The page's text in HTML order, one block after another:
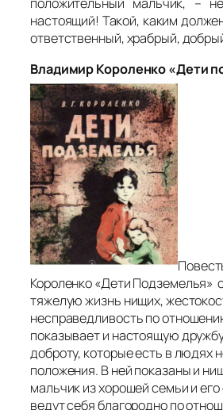
настоящий! Такой, каким
ответственный, храбрый,
Владимир Короленко «Дети
Короленко «Дети Подземелья»
тяжелую жизнь нищих,
несправедливость по
показывает и настоящую
доброту, которые есть в людях
положения. В ней показаны и
мальчик из хорошей семьи и
ведут себя благородно по